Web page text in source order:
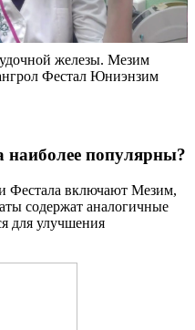
железы. Мезим
Фестал Юниэнзим
наиболее популярны?
Фестала включают Мезим,
содержат аналогичные
для улучшения